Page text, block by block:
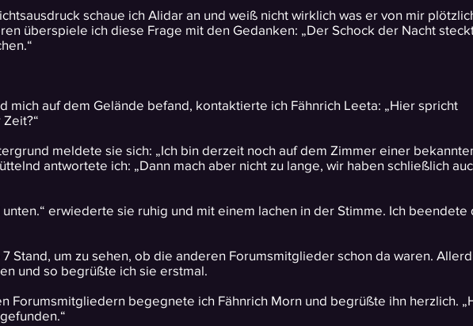
schaue ich Alidar an und weiß nicht wirklich was er von mir
überspiele ich diese Frage mit den Gedanken: „Der Schock der Nacht
mich auf dem Gelände befand, kontaktierte ich Fähnrich Leeta: „Hier spricht
meldete sie sich: „Ich bin derzeit noch auf dem Zimmer einer
antwortete ich: „Dann mach aber nicht zu lange, wir haben schließlich
unten.“ erwiederte sie ruhig und mit einem lachen in der Stimme. Ich beendete
Stand, um zu sehen, ob die anderen Forumsmitglieder schon da waren.
und so begrüßte ich sie erstmal.
Forumsmitgliedern begegnete ich Fähnrich Morn und begrüßte ihn herzlich.